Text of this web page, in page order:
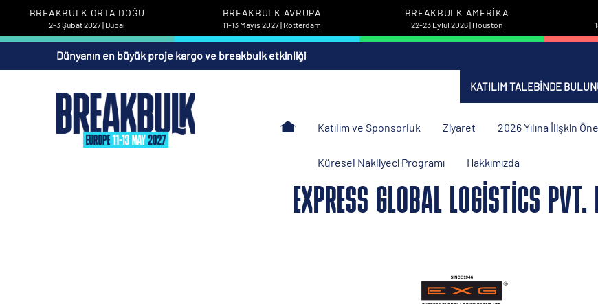
BREAKBULK ORTA DOĞU
2-3 Şubat 2027 | Dubai
BREAKBULK AVRUPA
11-13 Mayıs 2027 | Rotterdam
BREAKBULK AMERIKA
22-23 Eylül 2026 | Houston
Dünyanın en büyük proje kargo ve breakbulk etkinliği
KATILIM TALEBINDE
Katılım ve Sponsorluk Ziyaret 2026 Yılına İlişkin
Küresel Nakliyeci Programı Hakkımızda
EXPRESS GLOBAL LOGISTICS PVT.